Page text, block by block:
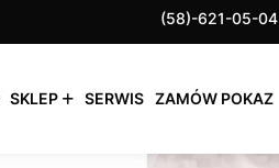
(58)-621-05-04
SKLEP SERWIS ZAMÓW POKAZ